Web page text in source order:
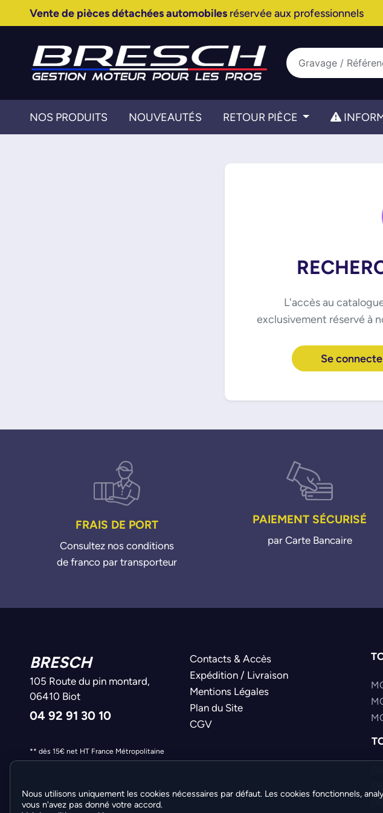
Vente de pièces détachées automobilesréservée aux professionnels
NOS PRODUITS NOUVEAUTÉS RETOUR PIÈCE
L'accès au
exclusivement réservé à
Se
FRAIS DE PORT
Consultez nos conditions
de franco par transporteur
PAIEMENT SÉCURISÉ
par Carte Bancaire
BRESCH
105 Route du pin montard,
06410 Biot
04 92 91 30 10
Contacts & Accès
Expédition / Livraison
Mentions Légales
Plan du Site
CGV
** dès 15€ net HT France Métropolitaine
Nous utilisons uniquement les cookies nécessaires par défaut. Les cookies fonctionnels,
vous n'avez pas donné votre accord.